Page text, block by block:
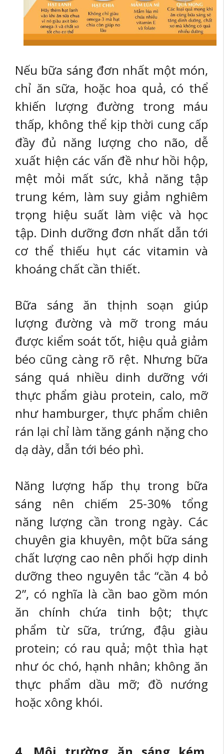
Nếu bữa sáng đơn nhất một món,
chỉ ăn sữa, hoặc hoa quả, có thể
khiến lượng đường trong máu
thấp, không thể kịp thời cung cấp
đầy đủ năng lượng cho não, dễ
xuất hiện các vấn đề như hồi hộp,
mệt mỏi mất sức, khả năng tập
trung kém, làm suy giảm nghiêm
trọng hiệu suất làm việc và học
tập. Dinh dưỡng đơn nhất dẫn tới
cơ thể thiếu hụt các vitamin và
khoáng chất cần thiết.
Bữa sáng ăn thịnh soạn giúp
lượng đường và mỡ trong máu
được kiểm soát tốt, hiệu quả giảm
béo cũng càng rõ rệt. Nhưng bữa
sáng quá nhiều dinh dưỡng với
thực phẩm giàu protein, calo, mỡ
như hamburger, thực phẩm chiên
rán lại chỉ làm tăng gánh nặng cho
dạ dày, dẫn tới béo phì.
Năng lượng hấp thụ trong bữa
sáng nên chiếm 25-30% tổng
năng lượng cần trong ngày. Các
chuyên gia khuyên, một bữa sáng
chất lượng cao nên phối hợp dinh
dưỡng theo nguyên tắc “cần 4 bỏ
2”, có nghĩa là cần bao gồm món
ăn chính chứa tinh bột; thực
phẩm từ sữa, trứng, đậu giàu
protein; có rau quả; một thìa hạt
như óc chó, hạnh nhân; không ăn
thực phẩm dầu mỡ; đồ nướng
hoặc xông khói.